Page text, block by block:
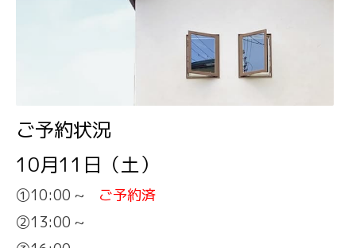
ご予約状況
10月11日（土）
①10:00 ~ ご予約済
②13:00 ~